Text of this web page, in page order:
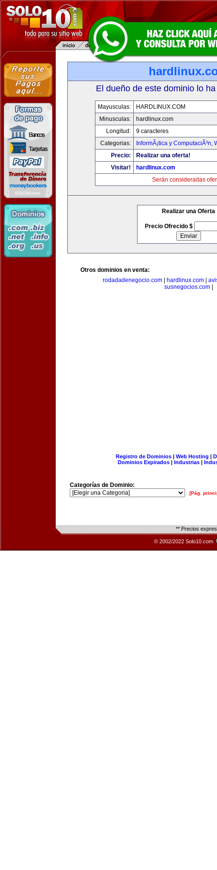
El dueño de este dominio lo
Mayusculas:
HARDLINUX.COM
Minusculas:
hardlinux.com
Longitud:
9 caracteres
Categorias:
InformÃ¡tica y ComputaciÃ³n,
Precio:
Realizar una oferta!
Visitar!
hardlinux.com
Serán consideradas
Realizar una Oferta
Precio Ofrecido $
Otros dominios en venta:
rodadadenegocio.com| hardlinux.com|
susnegocios.com|
Registro de Dominios| Web Hosting |
Dominios Expirados | Industrias |
Categorías de Dominio:
[Pág.
** Precios
© 2002/2022 Solo10.com